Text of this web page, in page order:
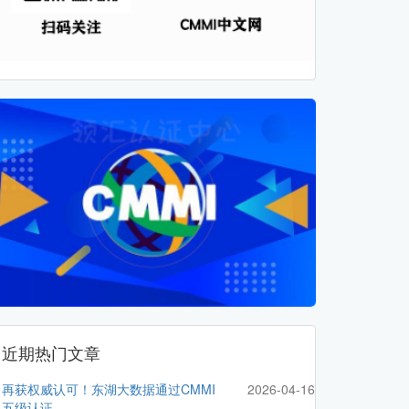
近期热门文章
再获权威认可！东湖大数据通过CMMI
2026-04-16